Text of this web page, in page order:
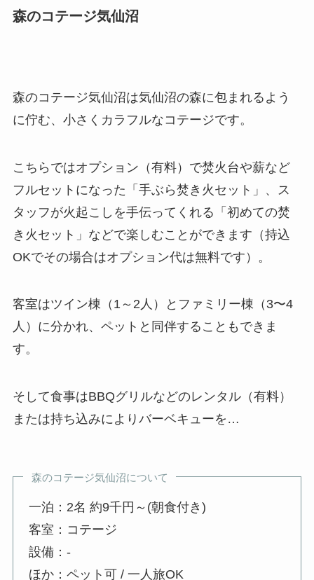
森のコテージ気仙沼
森のコテージ気仙沼は気仙沼の森に包まれるよう
に佇む、小さくカラフルなコテージです。
こちらではオプション（有料）で焚火台や薪など
フルセットになった「手ぶら焚き火セット」、ス
タッフが火起こしを手伝ってくれる「初めての焚
き火セット」などで楽しむことができます（持込
OKでその場合はオプション代は無料です）。
客室はツイン棟（1～2人）とファミリー棟（3〜4
人）に分かれ、ペットと同伴することもできま
す。
そして食事はBBQグリルなどのレンタル（有料）
または持ち込みによりバーベキューを…
森のコテージ気仙沼について
一泊：2名 約9千円～(朝食付き)
客室：コテージ
設備：-
ほか：ペット可 / 一人旅OK